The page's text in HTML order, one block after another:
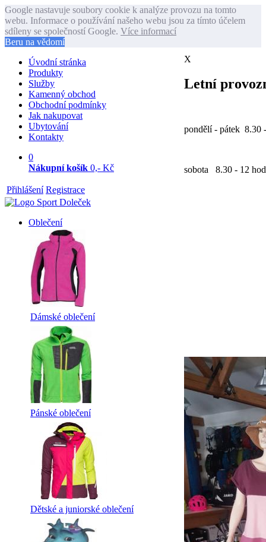
Google nastavuje soubory cookie k analýze provozu na tomto
webu. Informace o používání našeho webu jsou za tímto účelem
sdíleny se společností Google. Více informací
Beru na vědomí
X
Letní
pondělí - pátek 8.30
sobota 8.30 - 12 hod
Úvodní stránka
Produkty
Služby
Kamenný obchod
Obchodní podmínky
Jak nakupovat
Ubytování
Kontakty
0
Nákupní košík 0,- Kč
Přihlášení Registrace
Oblečení
Dámské oblečení
Pánské oblečení
Dětské a juniorské oblečení